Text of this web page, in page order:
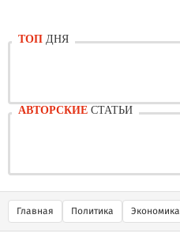
ТОП ДНЯ
АВТОРСКИЕ СТАТЬИ
Главная Политика Экономика